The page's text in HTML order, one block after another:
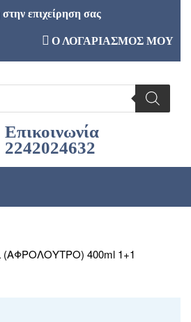
επιχείρηση σας
Ο ΛΟΓΑΡΙΑΣΜΟΣ ΜΟΥ
Επικοινωνία
2242024632